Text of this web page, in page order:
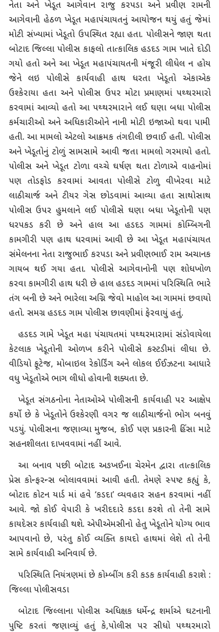
નેતા અને ખેડૂત આગેવાન રાજુ કરપડા અને પ્રવીણ રામની
આગેવાની હેઠળ ખેડૂત મહાપંચાયતનું આયોજન થયું હતું જેમાં
મોટી સંખ્યામાં ખેડૂતો ઉપસ્થિત રહ્યા હતા. પોલીસને જાણ થતા
બોટાદ જિલ્લા પોલીસ કાફલો તાત્કાલિક હડદડ ગામ ખાતે દોડી
ગયો હતો અને આ ખેડૂત મહાપંચાયતની મંજૂરી લીધેલ ન હોય
જેને લઇ પોલીસે કાર્યવાહી હાથ ધરતા ખેડૂતો એકાએક
ઉશ્કેરાયા હતા અને પોલીસ ઉપર મોટા પ્રમાણમાં પથ્થરમારો
કરવામાં આવ્યો હતો આ પથ્થરમારાને લઈ ઘણા બધા પોલીસ
કર્મચારીઓ અને અધિકારીઓને નાની મોટી ઇજાઓ થવા પામી
હતી. આ મામલો એટલો આક્રમક તંગદીલી છવાઈ હતી. પોલીસ
અને ખેડૂતોનું ટોળું સામસામે આવી જતા મામલો ગરમાયો હતો.
પોલીસ અને ખેડૂત ટોળા વચ્ચે ઘર્ષણ થતા ટોળાએ વાહનોમાં
પણ તોડફોડ કરવામાં આવતા પોલીસે ટોળુ વીખેરવા માટે
લાઠીચાર્જ અને ટીયર ગેસ છોડવામાં આવ્યા હતા સાથોસાથ
પોલીસ ઉપર હુમલાને લઈ પોલીસે ઘણા બધા ખેડૂતોની પણ
ધરપકડ કરી છે અને હાલ આ હડદડ ગામમાં કોમ્બિગની
કામગીરી પણ હાથ ધરવામાં આવી છે આ ખેડૂત મહાપંચાયત
સંમેલનના નેતા રાજુભાઈ કરપડા અને પ્રવીણભાઈ રામ અચાનક
ગાયબ થઈ ગયા હતા. પોલીસે આગેવાનોની પણ શોધખોળ
કરવા કામગીરી હાથ ધરી છે હાલ હડદડ ગામમાં પરિસ્થિતિ ભારે
તંગ બની છે અને ભારેલા અગ્નિ જેવો માહોલ આ ગામમાં છવાયો
હતો. સમગ્ર હડદડ ગામ પોલીસ છાવણીમાં ફેરવાયું હતું.
હડદડ ગામે ખેડૂત મહા પંચાયતમાં પથ્થરમારામાં સંડોવાયેલા
કેટલાક ખેડૂતોની ઓળખ કરીને પોલીસે કસ્ટડીમાં લીધા છે.
વીડિયો ફૂટેજ, મોબાઇલ રેકોર્ડિંગ અને લોકલ ઈઈઝટના આધારે
વધુ ખેડૂતોએ ભાગ લીધો હોવાની શક્યતા છે.
ખેડૂત સંગઠનોના નેતાઓએ પોલીસની કાર્યવાહી પર આક્ષેપ
કર્યો છે કે ખેડૂતોને ઉશ્કેરણી વગર જ લાઠીચાર્જનો ભોગ બનવું
પડયું. પોલીસના જણાવ્યા મુજબ, કોઈ પણ પ્રકારની હિંસા માટે
સહનશીલતા દાખવવામાં નહીં આવે.
આ બનાવ પછી બોટાદ અઙખઈના ચેરમેન દ્વારા તાત્કાલિક
પ્રેસ કોન્ફરન્સ બોલાવવામાં આવી હતી. તેમણે સ્પષ્ટ કહ્યું કે,
બોટાદ કોટન યાર્ડ માં હવે ‘કડદા’ વ્યવહાર સહન કરવામાં નહીં
આવે. જો કોઈ વેપારી કે ખરીદદારે કડદા કરશે તો તેની સામે
કાયદેસર કાર્યવાહી થશે. એપીએમસીનો હેતુ ખેડૂતોને યોગ્ય ભાવ
આપવાનો છે, પરંતુ કોઈ વ્યક્તિ કાયદો હાથમાં લેશે તો તેની
સામે કાર્યવાહી અનિવાર્ય છે.
પરિસ્થિતિ નિયંત્રણમાં છે કોમ્બીંગ કરી કડક કાર્યવાહી કરાશે :
જિલ્લા પોલીસવડા
બોટાદ જિલ્લાના પોલીસ અધિક્ષક ધર્મેન્દ્ર શર્માએ ઘટનાની
પુષ્ટિ કરતાં જણાવ્યું હતું કે,પોલીસ પર સીધો પથ્થરમારો